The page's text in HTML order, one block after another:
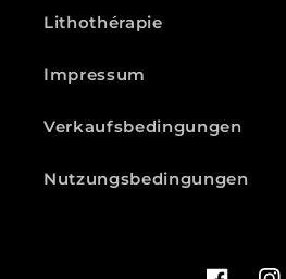
Lithothérapie
Impressum
Verkaufsbedingungen
Nutzungsbedingungen